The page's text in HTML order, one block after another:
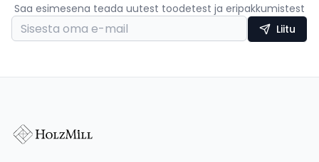
Saa esimesena teada uutest toodetest ja eripakkumistest
Liitu